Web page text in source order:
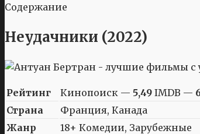
Содержание
Неудачники (2022)
Рейтинг Кинопоиск — 5,49 IMDB —
Страна
Франция, Канада
Жанр
18+ Комедии, Зарубежные